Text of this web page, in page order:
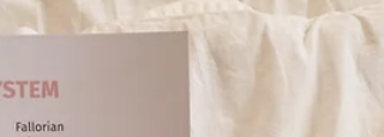
Vajinismus hakkında bilinen pek çok yanlış
var. Burada yanlış bilgileri doğruları ile
"Kızlık zarının kapalı olması...